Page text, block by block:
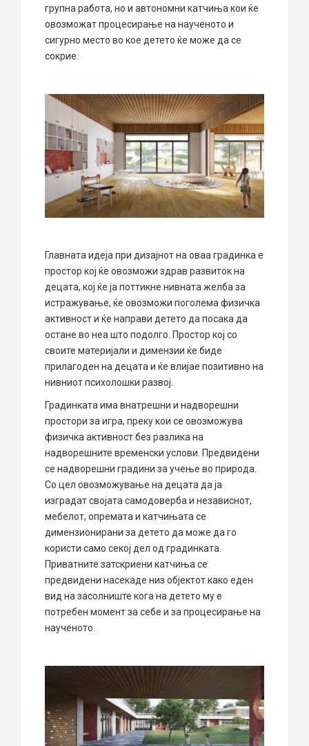
групна работа, но и автономни катчиња кои ќе
овозможат процесирање на наученото и
сигурно место во кое детето ќе може да се
сокрие.
Главната идеја при дизајнот на оваа градинка е
простор кој ќе овозможи здрав развиток на
децата, кој ќе ја поттикне нивната желба за
истражување, ќе овозможи поголема физичка
активност и ќе направи детето да посака да
остане во неа што подолго. Простор кој со
своите материјали и димензии ќе биде
прилагоден на децата и ќе влијае позитивно на
нивниот психолошки развој.
Градинката има внатрешни и надворешни
простори за игра, преку кои се овозможува
физичка активност без разлика на
надворешните временски услови. Предвидени
се надворешни градини за учење во природа.
Со цел овозможување на децата да ја
изградат својата самодоверба и независнот,
мебелот, опремата и катчињата се
димензионирани за детето да може да го
користи само секој дел од градинката.
Приватните затскриени катчиња се
предвидени насекаде низ објектот како еден
вид на засолниште кога на детето му е
потребен момент за себе и за процесирање на
наученото.